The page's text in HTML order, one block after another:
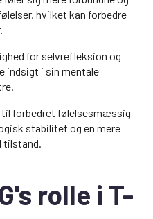
hvilket kan forbedre
for selvrefleksion og
indsigt i sin mentale
til forbedret følelsesmæssig
stabilitet og en mere
tilstand.
rolle i T-